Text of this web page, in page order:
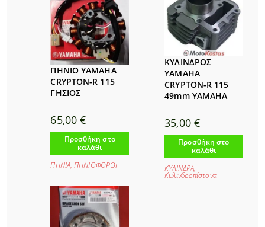
ΠΗΝΙΟ YAMAHA
CRYPTON-R 115
ΓΗΣΙΟΣ
65,00€
Προσθήκη στο
καλάθι
ΠΗΝΙΑ,ΠΗΝΙΟΦΟΡΟΙ
ΚΥΛΙΝΔΡΟΣ
YAMAHA
CRYPTON-R 115
49mm YAMAHA
35,00 €
Προσθήκη στο
καλάθι
ΚΥΛΙΝΔΡΑ,
Κυλινδροπίστονα